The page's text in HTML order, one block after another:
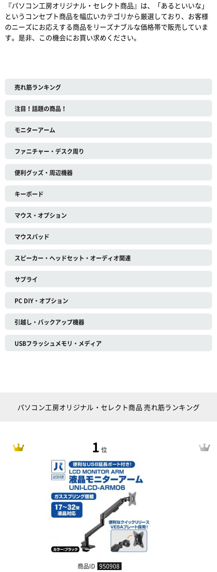
『パソコン工房オリジナル・セレクト商品』は、「あるといいな」
というコンセプト商品を幅広いカテゴリから厳選しており、お客様
のニーズにお応えする商品をリーズナブルな価格帯で販売していま
す。是非、この機会にお買い求めください。
売れ筋ランキング
注目！話題の商品！
モニターアーム
ファニチャー・デスク周り
便利グッズ・周辺機器
キーボード
マウス・オプション
マウスパッド
スピーカー・ヘッドセット・オーディオ関連
サプライ
PC DIY・オプション
引越し・バックアップ機器
USBフラッシュメモリ・メディア
パソコン工房オリジナル・セレクト商品 売れ筋ランキング
1 位
商品ID 950908